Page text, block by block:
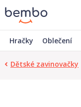
Hračky Oblečení
Dětské zavinovačky